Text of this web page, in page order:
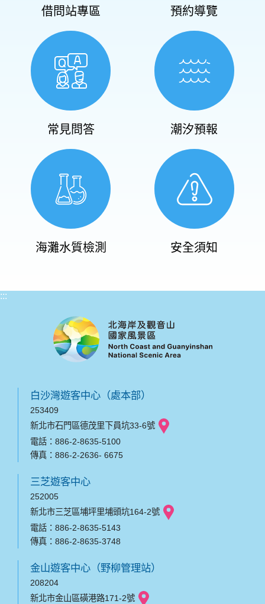
借問站專區 預約導覽
常見問答 潮汐預報
海灘水質檢測 安全須知
:::
白沙灣遊客中心（處本部）
253409
新北市石門區德茂里下員坑33-6號
電話：886-2-8635-5100
傳真：886-2-2636- 6675
三芝遊客中心
252005
新北市三芝區埔坪里埔頭坑164-2號
電話：886-2-8635-5143
傳真：886-2-8635-3748
金山遊客中心（野柳管理站）
208204
新北市金山區磺港路171-2號